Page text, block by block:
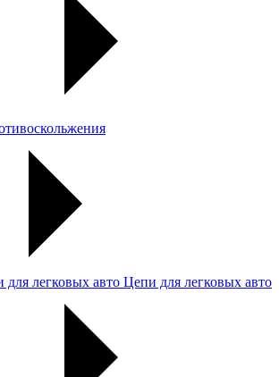
Цепи для легковых авто